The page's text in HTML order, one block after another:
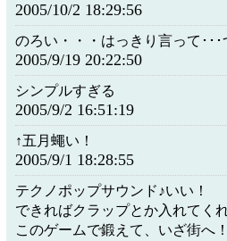
2005/10/2 18:29:56
のろい・・・はっきり言って･･
2005/9/19 20:22:50
シンプルすぎる
2005/9/2 16:51:19
↑五月蠅い！
2005/9/1 18:28:55
テクノポップサウンド♪いい！
できればクラップとか入れてく
このゲームで鍛えて、いざ街へ！